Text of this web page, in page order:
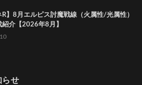
R】8月エルピス討魔戦線（火属性/光属性）
紹介【2026年8月】
らせ